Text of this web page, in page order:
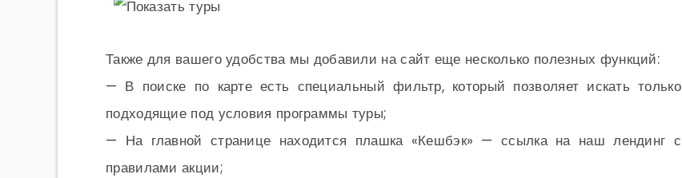
Также для вашего удобства мы добавили на сайт еще несколько полезных функций:
— В поиске по карте есть специальный фильтр, который позволяет искать только
подходящие под условия программы туры;
— На главной странице находится плашка «Кешбэк» — ссылка на наш лендинг с
правилами акции;